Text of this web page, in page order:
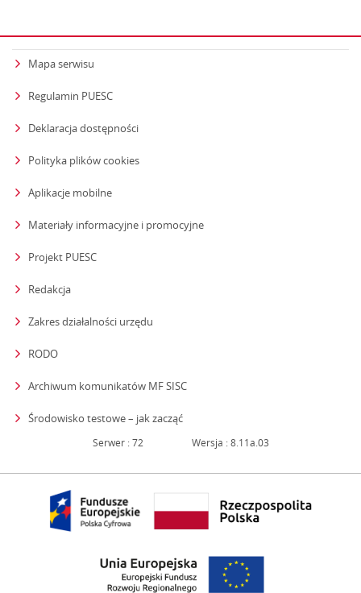
Mapa serwisu
Regulamin PUESC
Deklaracja dostępności
Polityka plików cookies
Aplikacje mobilne
Materiały informacyjne i promocyjne
Projekt PUESC
Redakcja
Zakres działalności urzędu
RODO
Archiwum komunikatów MF SISC
Środowisko testowe – jak zacząćstrona otwiera się w nowym oknie
Serwer : 72 Wersja : 8.11a.03